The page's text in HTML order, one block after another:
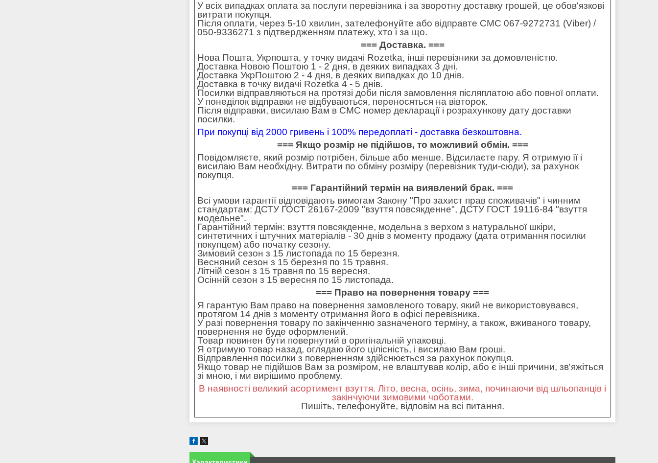
У всіх випадках оплата за послуги перевізника і за зворотну доставку грошей, це обов'язкові
витрати покупця.
Після оплати, через 5-10 хвилин, зателефонуйте або відправте СМС 067-9272731 (Viber) /
050-9336271 з підтвердженням платежу, хто і за що.
=== Доставка. ===
Нова Пошта, Укрпошта, у точку видачі Rozetka, інші перевізники за домовленістю.
Доставка Новою Поштою 1 - 2 дня, в деяких випадках 3 дні.
Доставка УкрПоштою 2 - 4 дня, в деяких випадках до 10 днів.
Доставка в точку видачі Rozetka 4 - 5 днів.
Посилки відправляються на протязі доби після замовлення післяплатою або повної оплати.
У понеділок відправки не відбуваються, переносяться на вівторок.
Після відправки, висилаю Вам в СМС номер декларації і розрахункову дату доставки
посилки.
При покупці від 2000 гривень і 100% передоплаті - доставка безкоштовна.
=== Якщо розмір не підійшов, то можливий обмін. ===
Повідомляєте, який розмір потрібен, більше або менше. Відсилаєте пару. Я отримую її і
висилаю Вам необхідну. Витрати по обміну розміру (перевізник туди-сюди), за рахунок
покупця.
=== Гарантійний термін на виявлений брак. ===
Всі умови гарантії відповідають вимогам Закону "Про захист прав споживачів" і чинним
стандартам: ДСТУ ГОСТ 26167-2009 "взуття повсякденне", ДСТУ ГОСТ 19116-84 "взуття
модельне".
Гарантійний термін: взуття повсякденне, модельна з верхом з натуральної шкіри,
синтетичних і штучних матеріалів - 30 днів з моменту продажу (дата отримання посилки
покупцем) або початку сезону.
Зимовий сезон з 15 листопада по 15 березня.
Весняний сезон з 15 березня по 15 травня.
Літній сезон з 15 травня по 15 вересня.
Осінній сезон з 15 вересня по 15 листопада.
=== Право на повернення товару ===
Я гарантую Вам право на повернення замовленого товару, який не використовувався,
протягом 14 днів з моменту отримання його в офісі перевізника.
У разі повернення товару по закінченню зазначеного терміну, а також, вживаного товару,
повернення не буде оформлений.
Товар повинен бути повернутий в оригінальній упаковці.
Я отримую товар назад, оглядаю його цілісність, і висилаю Вам гроші.
Відправлення посилки з поверненням здійснюється за рахунок покупця.
Якщо товар не підійшов Вам за розміром, не влаштував колір, або є інші причини, зв'яжіться
зі мною, і ми вирішимо проблему.
В наявності великий асортимент взуття. Літо, весна, осінь, зима, починаючи від шльопанців і
закінчуючи зимовими чоботами.
Пишіть, телефонуйте, відповім на всі питання.